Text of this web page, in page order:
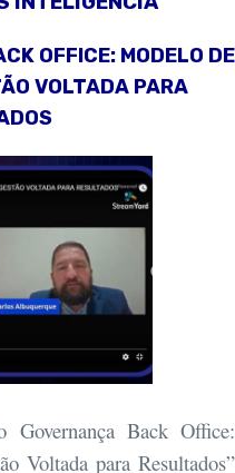
OFFICE: MODELO DE
VOLTADA PARA
Back Office:
Voltada para Resultados”